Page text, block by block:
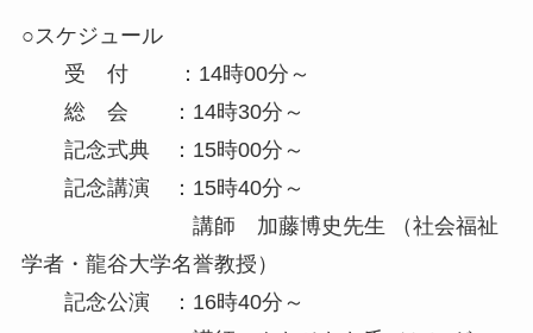
○スケジュール
受 付 ：14時00分～
総 会 ：14時30分～
記念式典 ：15時00分～
記念講演 ：15時40分～
講師 加藤博史先生 （社会福祉
学者・龍谷大学名誉教授）
記念公演 ：16時40分～